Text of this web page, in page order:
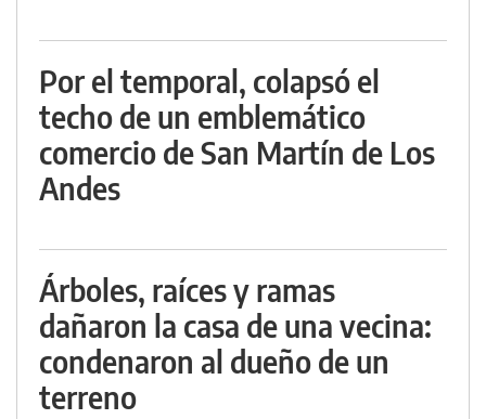
Por el temporal, colapsó el
techo de un emblemático
comercio de San Martín de Los
Andes
Árboles, raíces y ramas
dañaron la casa de una vecina:
condenaron al dueño de un
terreno